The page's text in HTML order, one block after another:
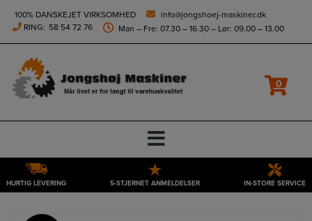
height="0" width="0" style="display:none;visibility:hidden">
Hop
100% DANSKEJET VIRKSOMHED
info@jongshoej-maskiner.dk
RING: 58 54 72 76 Man – Fre: 07.30 – 16.30 – Lør: 09.00 – 13.00
0
HURTIG LEVERING 5-STJERNET ANMELDELSER IN-STORE SERVICE